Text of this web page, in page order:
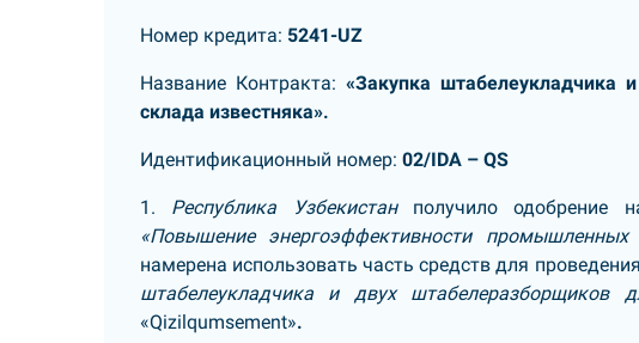
Номер кредита: 5241-UZ
Название Контракта: «Закупка штабелеукладчика
склада известняка».
Идентификационный номер: 02/IDA – QS
1. Республика Узбекистан получило одобрение
«Повышение энергоэффективности
намерена использовать часть средств для
штабелеукладчика и двух штабелеразборщиков
«Qizilqumsement».